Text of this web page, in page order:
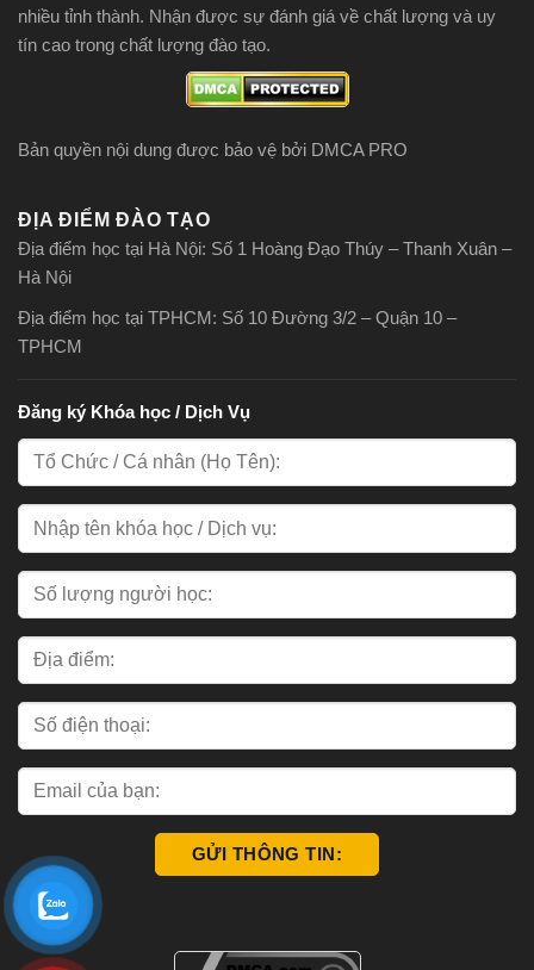
nhiều tỉnh thành. Nhận được sự đánh giá về chất lượng và uy
tín cao trong chất lượng đào tạo.
Bản quyền nội dung được bảo vệ bởi DMCA PRO
ĐỊA ĐIỂM ĐÀO TẠO
Địa điểm học tại Hà Nội: Số 1 Hoàng Đạo Thúy – Thanh Xuân –
Hà Nội
Địa điểm học tại TPHCM: Số 10 Đường 3/2 – Quận 10 –
TPHCM
Đăng ký Khóa học / Dịch Vụ